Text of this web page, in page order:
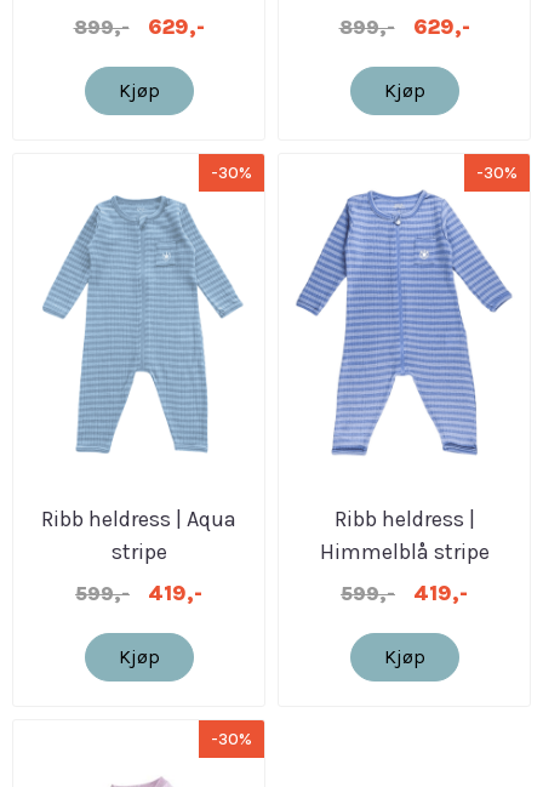
899,- 629,-
Kjøp
899,- 629,-
Kjøp
-30%
Ribb heldress | Aqua
stripe
599,- 419,-
Kjøp
-30%
Ribb heldress |
Himmelblå stripe
599,- 419,-
Kjøp
-30%